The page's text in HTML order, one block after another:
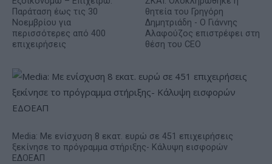
Παράταση έως τις 30
Νοεμβρίου για
περισσότερες από 400
επιχειρήσεις
θητεία του Γρηγόρη
Δημητριάδη - Ο Γιάννης
Αλαφούζος επιστρέφει στη
θέση του CEO
Media: Με ενίσχυση 8 εκατ. ευρώ σε 451 επιχειρήσεις
ξεκίνησε το πρόγραμμα στήριξης- Κάλυψη εισφορών
ΕΔΟΕΑΠ